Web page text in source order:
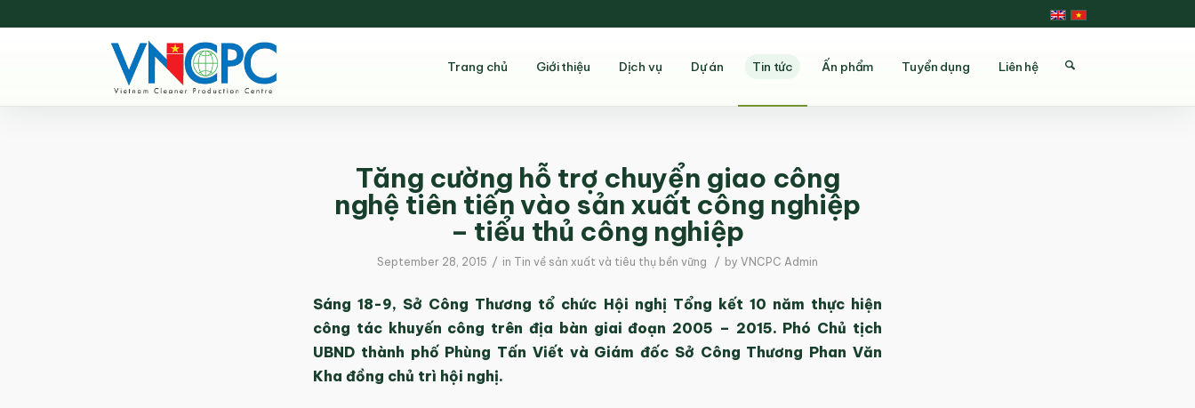
Trang chủ Giới thiệu Dịch vụ Dự án Tin tức Ấn phẩm Tuyển dụng Liên hệ
Tăng cường hỗ trợ chuyển giao công
nghệ tiên tiến vào sản xuất công nghiệp
– tiểu thủ công nghiệp
September 28, 2015 / in Tin về sản xuất và tiêu thụ bền vững / by VNCPC Admin
Sáng 18-9, Sở Công Thương tổ chức Hội nghị Tổng kết 10 năm thực hiện
công tác khuyến công trên địa bàn giai đoạn 2005 – 2015. Phó Chủ tịch
UBND thành phố Phùng Tấn Viết và Giám đốc Sở Công Thương Phan Văn
Kha đồng chủ trì hội nghị.